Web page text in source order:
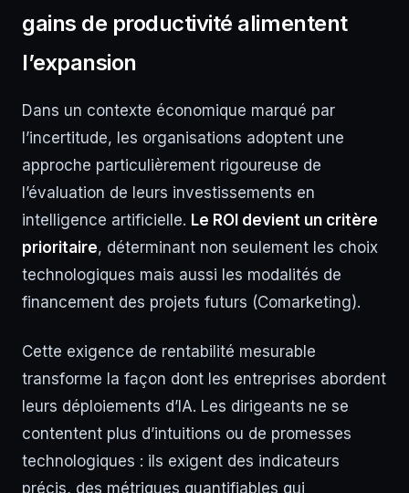
gains de productivité alimentent
l’expansion
Dans un contexte économique marqué par
l’incertitude, les organisations adoptent une
approche particulièrement rigoureuse de
l’évaluation de leurs investissements en
intelligence artificielle. Le ROI devient un critère
prioritaire, déterminant non seulement les choix
technologiques mais aussi les modalités de
financement des projets futurs (Comarketing).
Cette exigence de rentabilité mesurable
transforme la façon dont les entreprises abordent
leurs déploiements d’IA. Les dirigeants ne se
contentent plus d’intuitions ou de promesses
technologiques : ils exigent des indicateurs
précis, des métriques quantifiables qui